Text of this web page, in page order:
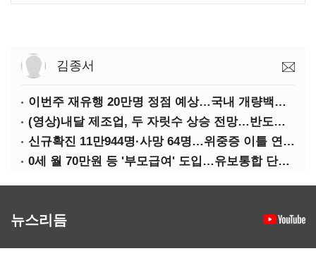
김종서
이번주 재유행 20만명 정점 예상…국내 개량백신 도입은 '언제쯤'
(영상)내달 제조업, 두 자릿수 상승 전망…반도체·가전은 어두워
신규확진 11만944명·사망 64명…위중증 이틀 연속 500명대
0세 월 70만원 등 '부모급여' 도입…유보통합 단계적 추진
뉴스리듬